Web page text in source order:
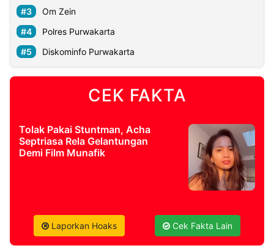
Om Zein
Polres Purwakarta
Diskominfo Purwakarta
CEK FAKTA
Tolak Pakai Stuntman, Acha
Septriasa Rela Gelantungan
Demi Film Munafik
Laporkan Hoaks Cek Fakta Lain